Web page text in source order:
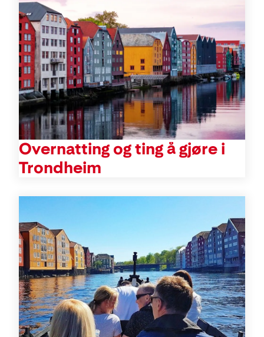
Overnatting og ting å gjøre i
Trondheim